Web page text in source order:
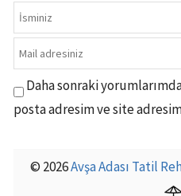
Daha sonraki
posta adresim ve site
© 2026Avşa Adası Tatil